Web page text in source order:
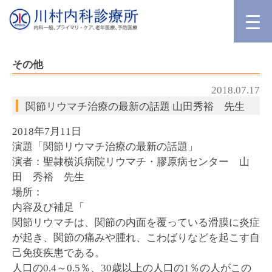
その他
2018.07.17
関節リウマチ治療の最新の話題 山田秀裕 先生
2018年7月11日
演題「関節リウマチ治療の最新の話題」
演者：聖隷横浜病院リウマチ・膠原病センター 山
田 秀裕 先生
場所：
内容及び補足「
関節リウマチは、関節の内面を覆っている滑膜に炎症
が起き、関節の痛みや腫れ、こわばりなどを起こす自
己免疫疾患である。
人口の0.4～0.5％、30歳以上の人口の1％の人がこの